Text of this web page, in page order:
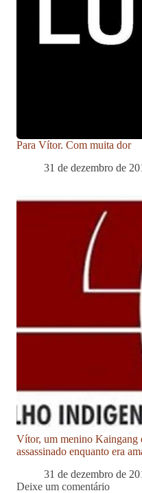
Para Vítor. Com muita dor
31 de dezembro de
Vítor, um menino Kaingang
assassinado enquanto era
31 de dezembro de
Deixe um comentário